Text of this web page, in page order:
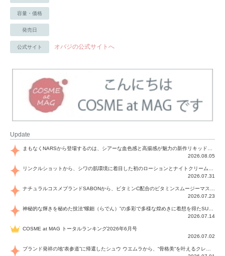
容量・価格
発売日
公式サイト オバジの公式サイトへ
Update
2026.08.05
2026.07.31
2026.07.23
2026.07.14
COSME at MAG トータルランキング2026年6月号
2026.07.02